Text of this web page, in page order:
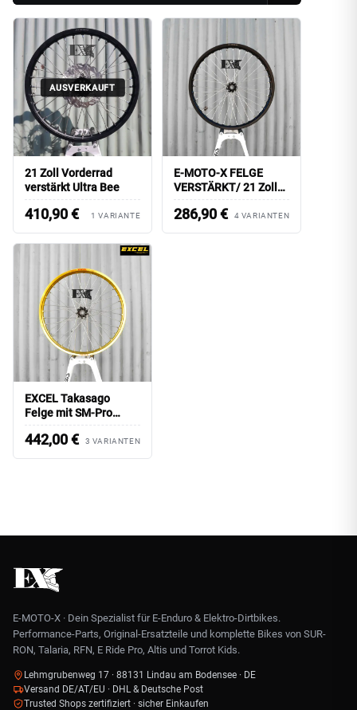
AUSVERKAUFT
21 Zoll Vorderrad
verstärkt Ultra Bee
410,90€ 1 VARIANTE
E-MOTO-X FELGE
VERSTÄRKT/ 21 Zoll
VORDERRAD PLUG-
AND-PLAY
286,90€ 4 VARIANTEN
EXCEL Takasago
Felge mit SM-Pro
Nabe/ 21 Zoll
Vorderrad
442,00€ 3 VARIANTEN
E-MOTO-X · Dein Spezialist für E-Enduro & Elektro-Dirtbikes.
Performance-Parts, Original-Ersatzteile und komplette Bikes von SUR-
RON, Talaria, RFN, E Ride Pro, Altis und Torrot Kids.
Lehmgrubenweg 17 · 88131 Lindau am Bodensee · DE
Versand DE/AT/EU · DHL & Deutsche Post
Trusted Shops zertifiziert · sicher Einkaufen